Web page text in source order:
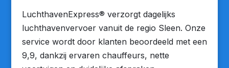
LuchthavenExpress® verzorgt dagelijks
luchthavenvervoer vanuit de regio Sleen. Onze
service wordt door klanten beoordeeld met een
9,9, dankzij ervaren chauffeurs, nette